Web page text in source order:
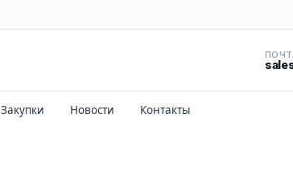
Закупки Новости Контакты